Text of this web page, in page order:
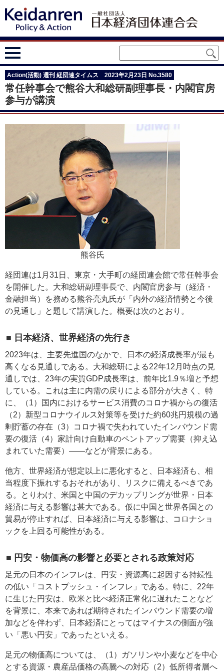
Action(活動) 週刊 経団連タイムス 2023年2月23日 No.3580
常任幹事会で熊谷大和総研副理事長・内閣官房
参与が講演
熊谷氏
経団連は1月31日、東京・大手町の経団連会館で常任幹事会
を開催した。大和総研副理事長で、内閣官房参与（経済・
金融担当）を務める熊谷亮丸氏が「内外の経済情勢と今後
の見通し」と題して講演した。概要は次のとおり。
■ 日本経済、世界経済の先行き
2023年は、主要先進国のなかで、日本の経済成長率が最も
高くなる見通しである。大和総研による22年12月時点の見
通しでは、23年の実質GDP成長率は、前年比1.9％増と予想
している。これは主に内需の戻りによる部分が大きく、特
に、（1）国内におけるサービス消費のコロナ禍からの復活
（2）新型コロナウイルス対策等を受けた約60兆円規模の過
剰貯蓄の存在（3）コロナ禍で失われていたインバウンド需
要の復活（4）家計向け自動車のペントアップ需要（抑え込
まれていた需要）――などが背景にある。
他方、世界経済が想定以上に悪化すると、日本経済も、相
当程度下振れするおそれがあり、リスクに備えるべきであ
る。とりわけ、米国と中国のデカップリングが世界・日本
経済に与える影響は甚大である。仮に中国と世界各国との
貿易が停止すれば、日本経済に与える影響は、コロナショ
ックを上回る可能性がある。
■ 円安・物価高の影響と必要とされる政策対応
足元の日本のインフレは、円安・資源高に起因する持続性
の低い「コストプッシュ・インフレ」である。特に、22年
に生じた円安は、欧米と比べ経済正常化に遅れたことなど
を背景に、本来であれば期待されたインバウンド需要の増
加などを伴わず、日本経済にとってはマイナスの側面が強
い「悪い円安」であったといえる。
足元の物価高については、（1）ガソリンや小麦などを中心
とする資源・農産品価格の高騰への対応（2）低所得者層へ